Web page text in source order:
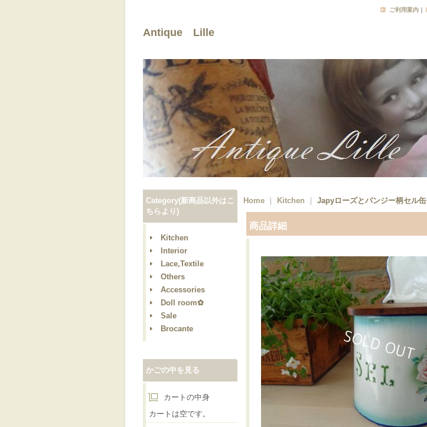
Antique Lille
ご利用案内 ｜
Category(新商品以外はこ
ちらより)
Kitchen
Interior
Lace,Textile
Others
Accessories
Doll room✿
Sale
Brocante
かごの中を見る
カートの中身
カートは空です。
Home Kitchen Japyローズとパンジー柄セル缶
商品詳細